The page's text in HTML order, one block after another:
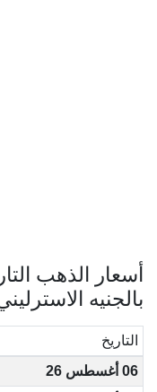
أسعار الذهب
بالجنيه
التاريخ
06 أغسطس 26